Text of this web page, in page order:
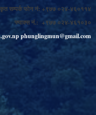
सम्पर्क फोन नं: +९७७ ०२४-४६०११४
फ्याक्स नं.: +९७७ ०२४-४६१०३०
phunglingmun@gmail.com